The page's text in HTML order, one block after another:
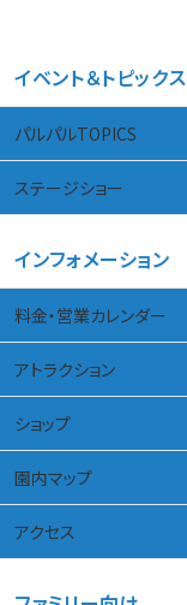
イベント＆トピックス
パルパルTOPICS
ステージショー
インフォメーション
料金・営業カレンダー
アトラクション
ショップ
園内マップ
アクセス